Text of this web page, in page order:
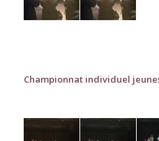
Championnat individuel